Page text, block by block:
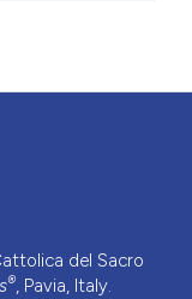
del Sacro
®, Pavia, Italy.